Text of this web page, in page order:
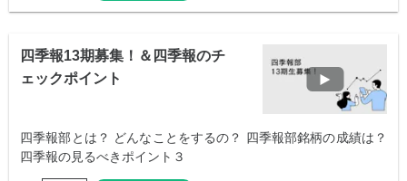
四季報13期募集！＆四季報のチ
ェックポイント
四季報部とは？ どんなことをするの？ 四季報部銘柄の成績は？
四季報の見るべきポイント３